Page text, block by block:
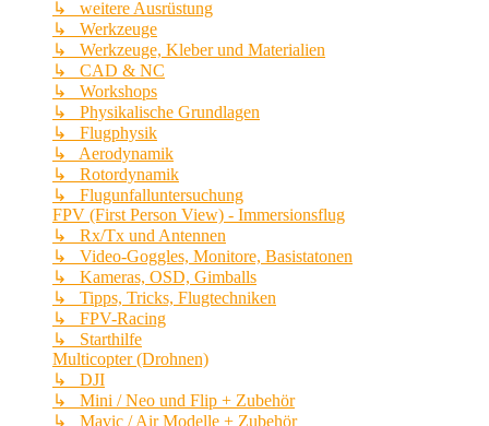
↳ weitere Ausrüstung
↳ Werkzeuge
↳ Werkzeuge, Kleber und Materialien
↳ CAD & NC
↳ Workshops
↳ Physikalische Grundlagen
↳ Flugphysik
↳ Aerodynamik
↳ Rotordynamik
↳ Flugunfalluntersuchung
FPV (First Person View) - Immersionsflug
↳ Rx/Tx und Antennen
↳ Video-Goggles, Monitore, Basistatonen
↳ Kameras, OSD, Gimballs
↳ Tipps, Tricks, Flugtechniken
↳ FPV-Racing
↳ Starthilfe
Multicopter (Drohnen)
↳ DJI
↳ Mini / Neo und Flip + Zubehör
↳ Mavic / Air Modelle + Zubehör